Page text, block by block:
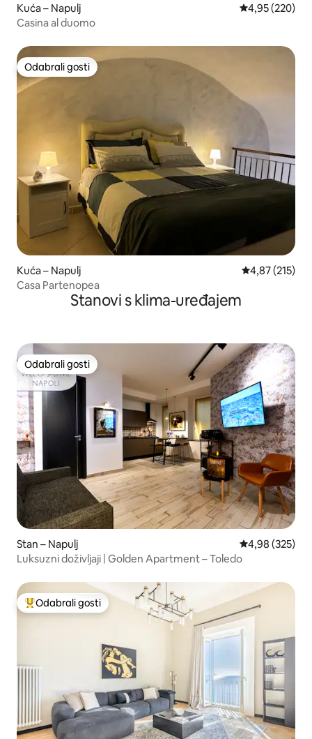
Kuća – Napulj Prosječna
4,95 (220)
Casina al duomo
Odabrali gosti
Odabrali gosti
Kuća – Napulj Prosječna
4,87 (215)
Casa Partenopea
Stanovi s klima-uređajem
Odabrali gosti
Odabrali gosti
Stan – Napulj Prosječna
4,98 (325)
Luksuzni doživljaji | Golden Apartment – Toledo
Među najviše rangiranima s oznakom „Odabrali gosti”
Odabrali gosti